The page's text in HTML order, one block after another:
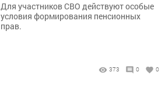
Для участников СВО действуют особые
условия формирования пенсионных
прав.
373 0 0